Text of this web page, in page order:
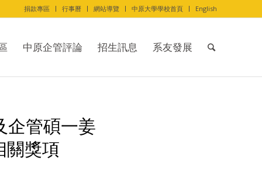
捐款專區 行事曆 網站導覽 中原大學學校首頁 English
中原企管評論 招生訊息 系友發展
企管碩一姜
關獎項